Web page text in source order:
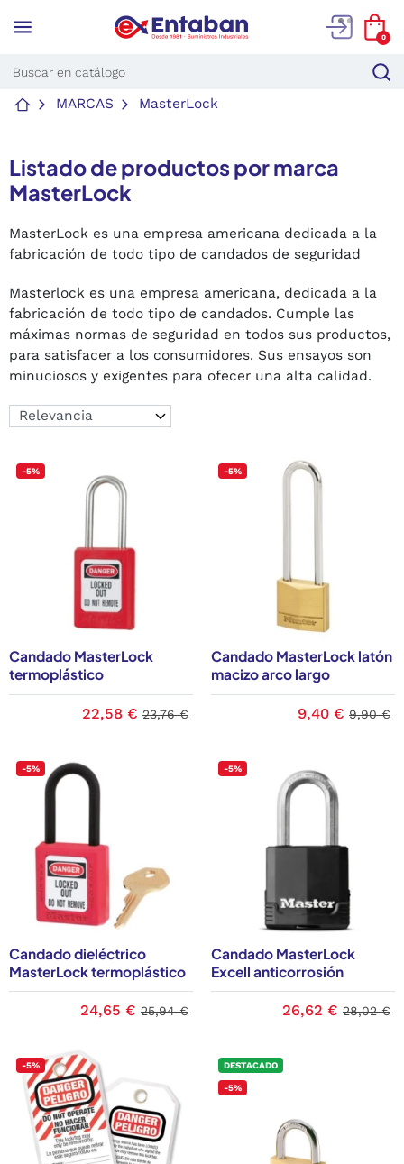
menu 0
MARCAS MasterLock
Listado de productos por marca
MasterLock
MasterLock es una empresa americana dedicada a la
fabricación de todo tipo de candados de seguridad
Masterlock es una empresa americana, dedicada a la
fabricación de todo tipo de candados. Cumple las
máximas normas de seguridad en todos sus productos,
para satisfacer a los consumidores. Sus ensayos son
minuciosos y exigentes para ofecer una alta calidad.
-5%
Candado MasterLock
termoplástico
22,58 € 23,76 €
-5%
Candado MasterLock latón
macizo arco largo
9,40 € 9,90 €
-5%
Candado dieléctrico
MasterLock termoplástico
24,65 € 25,94 €
-5%
Candado MasterLock
Excell anticorrosión
26,62 € 28,02 €
-5% DESTACADO
-5%